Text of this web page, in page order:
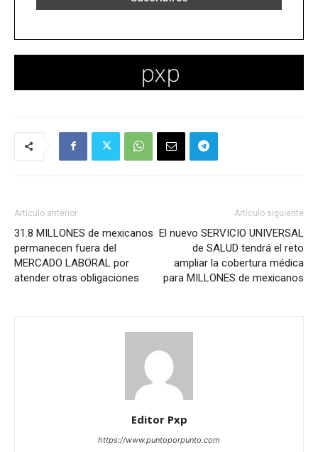
Artículo anterior
31.8 MILLONES de mexicanos
permanecen fuera del
MERCADO LABORAL por
atender otras obligaciones
Artículo siguiente
El nuevo SERVICIO UNIVERSAL
de SALUD tendrá el reto
ampliar la cobertura médica
para MILLONES de mexicanos
Editor Pxp
https://www.puntoporpunto.com